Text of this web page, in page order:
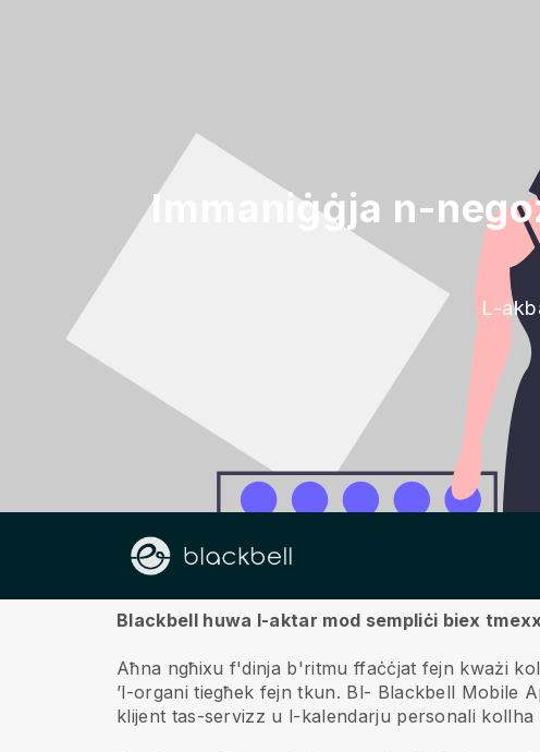
Immaniġġja n-
L-
Fuqna
Blackbell huwa l-aktar mod sempliċi biex
Aħna ngħixu f'dinja b'ritmu ffaċċjat fejn kważi
’l-organi tiegħek fejn tkun. Bl- Blackbell Mobile
klijent tas-servizz u l-kalendarju personali